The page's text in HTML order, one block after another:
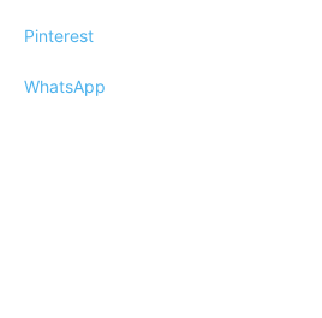
Pinterest
WhatsApp